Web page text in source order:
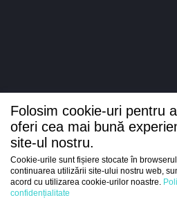
Intrați
Folosim cookie-uri pentru
oferi cea mai bună
site-ul nostru.
Cookie-urile sunt fișiere stocate în
continuarea utilizării site-ului nostru web,
acord cu utilizarea cookie-urilor noastre.
confidențialitate